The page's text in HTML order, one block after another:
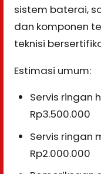
sistem baterai,
dan komponen
teknisi
Estimasi umum:
Servis ringan
Rp3.500.000
Servis ringan
Rp2.000.000